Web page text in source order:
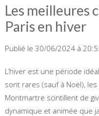
Les meilleures
Paris en hiver
Publié le 30/06/2024 à
L’hiver est une période
sont rares (sauf à Noël),
Montmartre scintillent de
dynamique et animée que